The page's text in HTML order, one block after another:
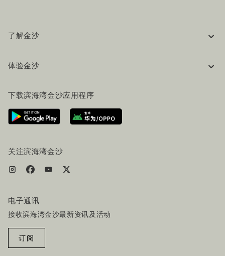
了解金沙
工作机会
联系我们
体验金沙
行程规划
路线指引
服务设施
下载滨海湾金沙应用程序
关注滨海湾金沙
电子通讯
接收滨海湾金沙最新资讯及活动
订阅